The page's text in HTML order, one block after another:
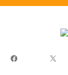
Facebook X